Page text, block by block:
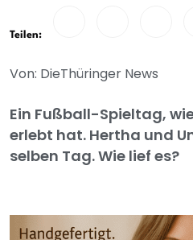
Teilen:
Von: DieThüringer News
Ein Fußball-Spieltag,
erlebt hat. Hertha und
selben Tag. Wie lief es?